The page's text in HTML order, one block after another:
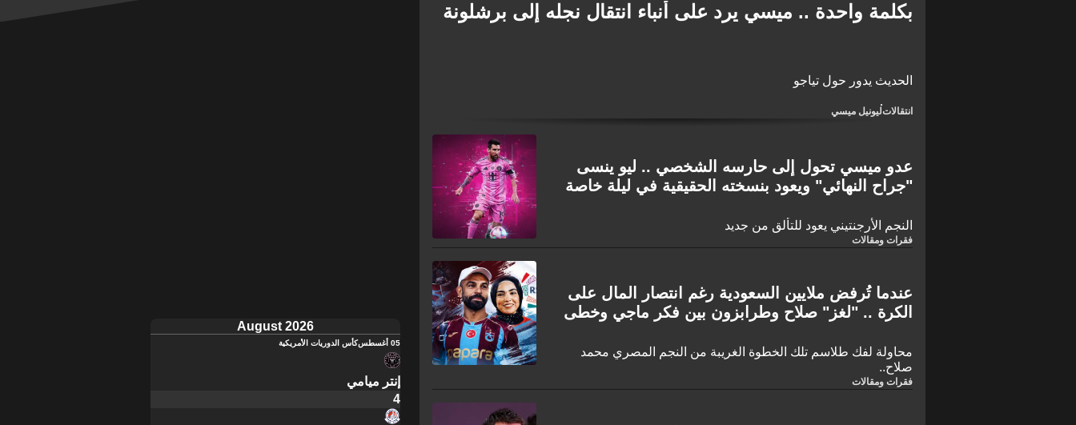
بكلمة واحدة .. ميسي يرد على أنباء انتقال نجله إلى برشلونة
الحديث يدور حول تياجو
انتقالاتليونيل ميسي
عدو ميسي تحول إلى حارسه الشخصي .. ليو ينسى
"جراح النهائي" ويعود بنسخته الحقيقية في ليلة خاصة
النجم الأرجنتيني يعود للتألق من جديد
فقرات ومقالات
عندما تُرفض ملايين السعودية رغم انتصار المال على
الكرة .. "لغز" صلاح وطرابزون بين فكر ماجي وخطى
محاولة لفك طلاسم تلك الخطوة الغريبة من النجم المصري محمد
صلاح..
فقرات ومقالات
August 2026
05 أغسطس كأس الدوريات الأمريكية
إنتر ميامي
4